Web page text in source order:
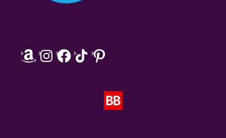
AmazonInstagramFacebook
TikTokPinterest